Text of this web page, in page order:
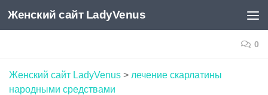
Skip to content
Женский сайт LadyVenus
0
Женский сайт LadyVenus > лечение скарлатины
народными средствами